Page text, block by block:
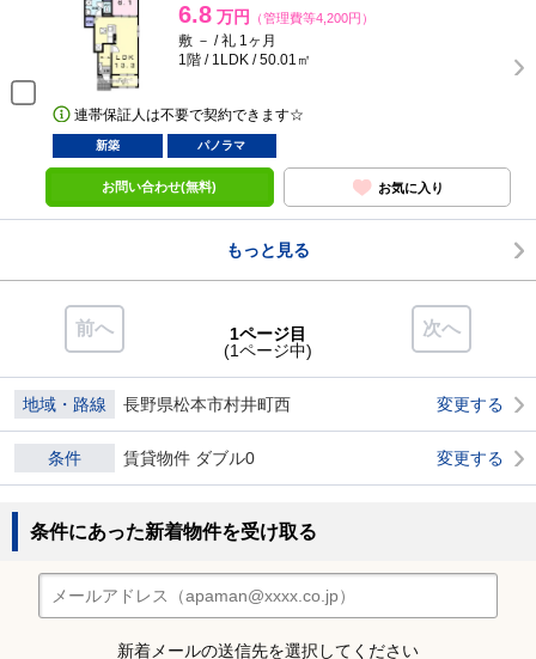
6.8 万円 （管理費等4,200円）
敷 － / 礼 1ヶ月
1階 / 1LDK / 50.01㎡
連帯保証人は不要で契約できます☆
新築 パノラマ
お問い合わせ(無料) お気に入り
もっと見る
前へ 次へ
1ページ目
(1ページ中)
地域・路線 長野県松本市村井町西 変更する
条件 賃貸物件 ダブル0 変更する
条件にあった新着物件を受け取る
新着メールの送信先を選択してください